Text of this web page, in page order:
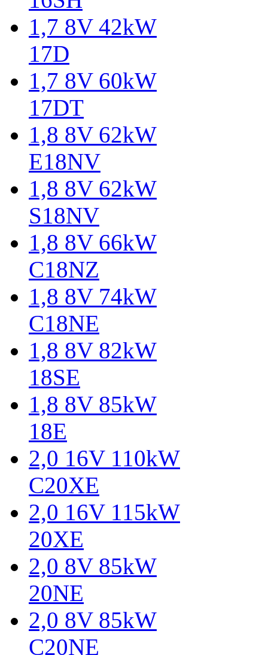
1,7 8V 42kW
17D
1,7 8V 60kW
17DT
1,8 8V 62kW
E18NV
1,8 8V 62kW
S18NV
1,8 8V 66kW
C18NZ
1,8 8V 74kW
C18NE
1,8 8V 82kW
18SE
1,8 8V 85kW
18E
2,0 16V 110kW
C20XE
2,0 16V 115kW
20XE
2,0 8V 85kW
20NE
2,0 8V 85kW
C20NE